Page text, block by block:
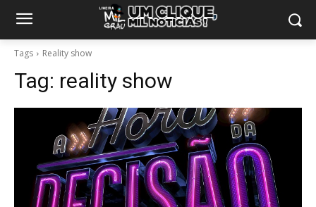
Tags Reality show
Tag: reality show